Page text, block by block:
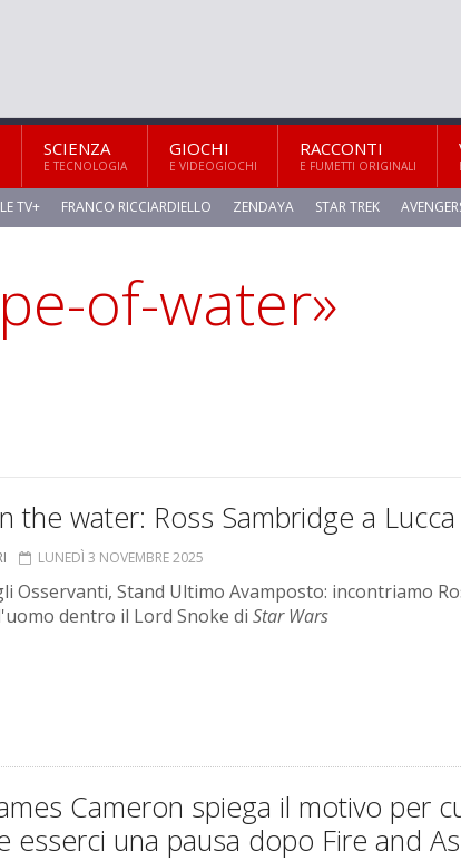
SCIENZA
E TECNOLOGIA
GIOCHI
E VIDEOGIOCHI
RACCONTI
E FUMETTI ORIGINALI
TV+ FRANCO RICCIARDIELLO ZENDAYA STAR TREK
of-water»
the water: Ross Sambridge a Lucca
LUNEDÌ 3 NOVEMBRE 2025
Osservanti, Stand Ultimo Avamposto: incontriamo
dentro il Lord Snoke di Star Wars
Cameron spiega il motivo per
esserci una pausa dopo Fire and